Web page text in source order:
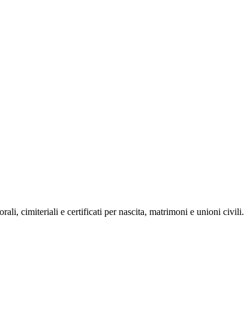
cimiteriali e certificati per nascita, matrimoni e unioni civili.